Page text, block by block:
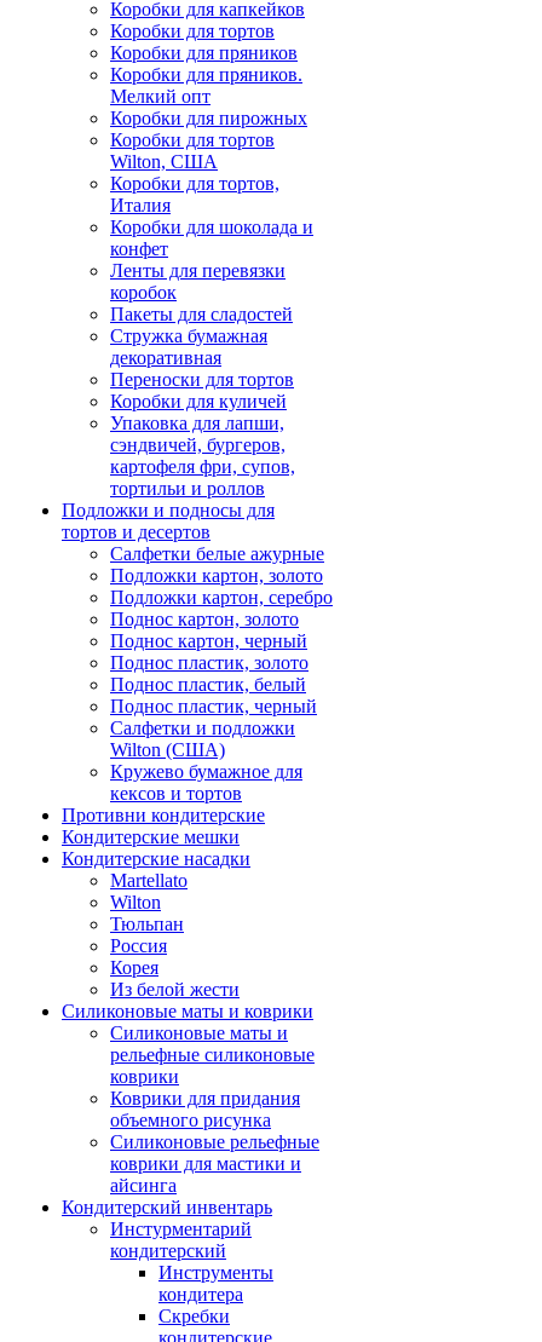
Коробки для капкейков
Коробки для тортов
Коробки для пряников
Коробки для пряников.
Мелкий опт
Коробки для пирожных
Коробки для тортов
Wilton, США
Коробки для тортов,
Италия
Коробки для шоколада и
конфет
Ленты для перевязки
коробок
Пакеты для сладостей
Стружка бумажная
декоративная
Переноски для тортов
Коробки для куличей
Упаковка для лапши,
сэндвичей, бургеров,
картофеля фри, супов,
тортильи и роллов
Подложки и подносы для
тортов и десертов
Салфетки белые ажурные
Подложки картон, золото
Подложки картон, серебро
Поднос картон, золото
Поднос картон, черный
Поднос пластик, золото
Поднос пластик, белый
Поднос пластик, черный
Салфетки и подложки
Wilton (США)
Кружево бумажное для
кексов и тортов
Противни кондитерские
Кондитерские мешки
Кондитерские насадки
Martellato
Wilton
Тюльпан
Россия
Корея
Из белой жести
Силиконовые маты и коврики
Силиконовые маты и
рельефные силиконовые
коврики
Коврики для придания
объемного рисунка
Силиконовые рельефные
коврики для мастики и
айсинга
Кондитерский инвентарь
Инстурментарий
кондитерский
Инструменты
кондитера
Скребки
кондитерские